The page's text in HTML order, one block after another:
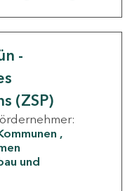
-
(ZSP)
und